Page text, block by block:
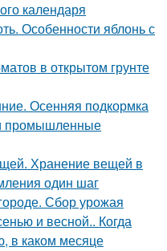
календаря
Особенности яблонь с
в открытом грунте
Осенняя подкормка
промышленные
Хранение вещей в
один шаг
Сбор урожая
и весной.. Когда
в каком месяце